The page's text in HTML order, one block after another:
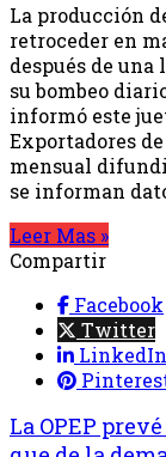
La producción
retroceder en
después de
su bombeo
informó este
Exportadores
mensual
se informan
Leer Mas »
Compartir
Facebook
Twitter
LinkedIn
La OPEP